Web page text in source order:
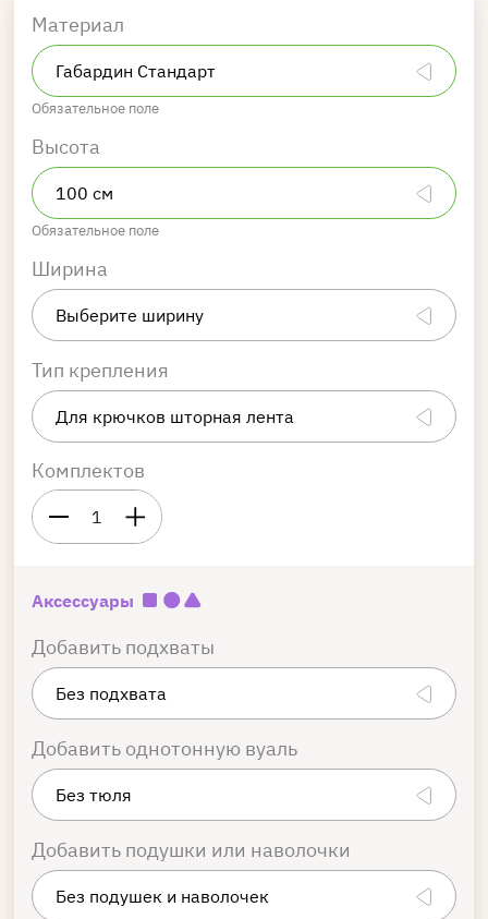
Материал
Обязательное поле
Высота
Обязательное поле
Ширина
Тип крепления
Комплектов
1
Аксессуары
Добавить подхваты
Добавить однотонную вуаль
Добавить подушки или наволочки